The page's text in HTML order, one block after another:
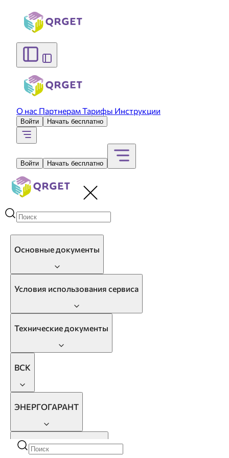
О нас ПартнерамТарифы Инструкции
Войти Начать бесплатно
Войти Начать бесплатно
Основные документы
Условия использования сервиса
Технические документы
ВСК
ЭНЕРГОГАРАНТ
РБ Страхование Жизни